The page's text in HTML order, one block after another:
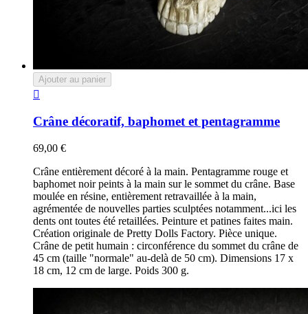
Ajouter au panier

Crâne décoratif, baphomet et pentagramme
69,00 €
Crâne entièrement décoré à la main. Pentagramme rouge et
baphomet noir peints à la main sur le sommet du crâne. Base
moulée en résine, entièrement retravaillée à la main,
agrémentée de nouvelles parties sculptées notamment...ici les
dents ont toutes été retaillées. Peinture et patines faites main.
Création originale de Pretty Dolls Factory. Pièce unique.
Crâne de petit humain : circonférence du sommet du crâne de
45 cm (taille "normale" au-delà de 50 cm). Dimensions 17 x
18 cm, 12 cm de large. Poids 300 g.